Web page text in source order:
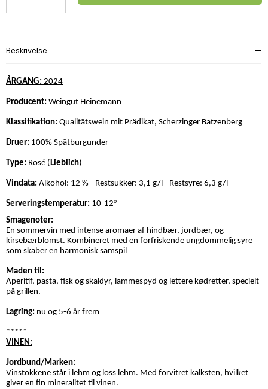
Beskrivelse
ÅRGANG: 2024
Producent: Weingut Heinemann
Klassifikation: Qualitätswein mit Prädikat, Scherzinger Batzenberg
Druer: 100% Spätburgunder
Type: Rosé (Lieblich)
Vindata: Alkohol: 12 % - Restsukker: 3,1 g/l - Restsyre: 6,3 g/l
Serveringstemperatur: 10-12°
Smagenoter:
En sommervin med intense aromaer af hindbær, jordbær, og
kirsebærblomst. Kombineret med en forfriskende ungdommelig syre
som skaber en harmonisk samspil
Maden til:
Aperitif, pasta, fisk og skaldyr, lammespyd og lettere kødretter, specielt
på grillen.
Lagring: nu og 5-6 år frem
*****
VINEN:
Jordbund/Marken:
Vinstokkene står i lehm og löss lehm. Med forvitret kalksten, hvilket
giver en fin mineralitet til vinen.